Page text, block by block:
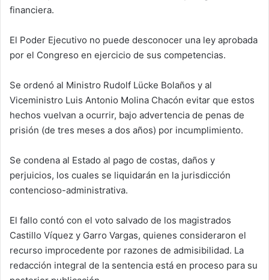
financiera.
El Poder Ejecutivo no puede desconocer una ley aprobada
por el Congreso en ejercicio de sus competencias.
Se ordenó al Ministro Rudolf Lücke Bolaños y al
Viceministro Luis Antonio Molina Chacón evitar que estos
hechos vuelvan a ocurrir, bajo advertencia de penas de
prisión (de tres meses a dos años) por incumplimiento.
Se condena al Estado al pago de costas, daños y
perjuicios, los cuales se liquidarán en la jurisdicción
contencioso-administrativa.
El fallo contó con el voto salvado de los magistrados
Castillo Víquez y Garro Vargas, quienes consideraron el
recurso improcedente por razones de admisibilidad. La
redacción integral de la sentencia está en proceso para su